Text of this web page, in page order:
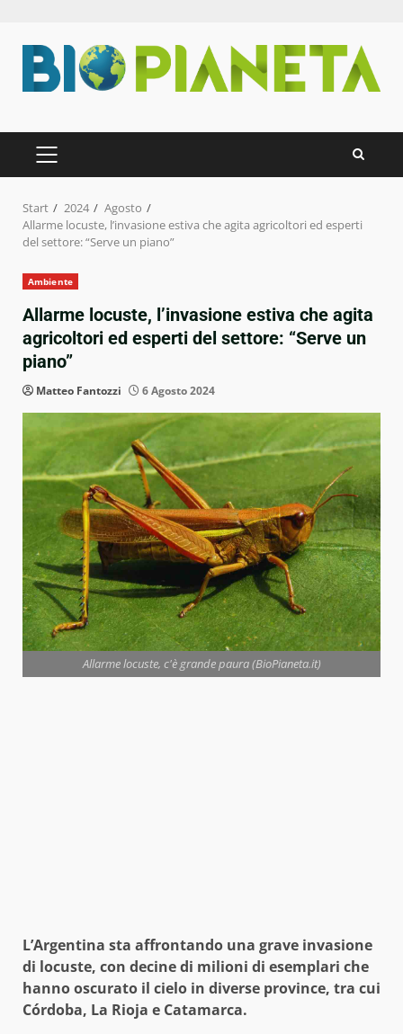
Inhalt
springen
PRIMÄRES
MENÜ
Start 2024
Agosto
Allarme locuste, l’invasione estiva che agita agricoltori ed esperti
del settore: “Serve un piano”
Ambiente
Allarme locuste, l’invasione estiva che agita
agricoltori ed esperti del settore: “Serve un
piano”
Matteo Fantozzi 6 Agosto 2024
Allarme locuste, c'è grande paura (BioPianeta.it)
L’Argentina sta affrontando una grave invasione
di locuste, con decine di milioni di esemplari che
hanno oscurato il cielo in diverse province, tra cui
Córdoba, La Rioja e Catamarca.